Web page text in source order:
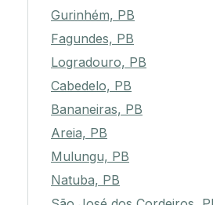
São Francisco, PB
Gurinhém, PB
Fagundes, PB
Logradouro, PB
Cabedelo, PB
Bananeiras, PB
Areia, PB
Mulungu, PB
Natuba, PB